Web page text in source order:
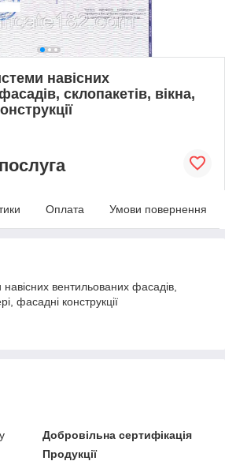
навісних
склопакетів, вікна,
Оплата Умови повернення
вентильованих фасадів,
фасадні конструкції
Добровільна сертифікація
Продукції